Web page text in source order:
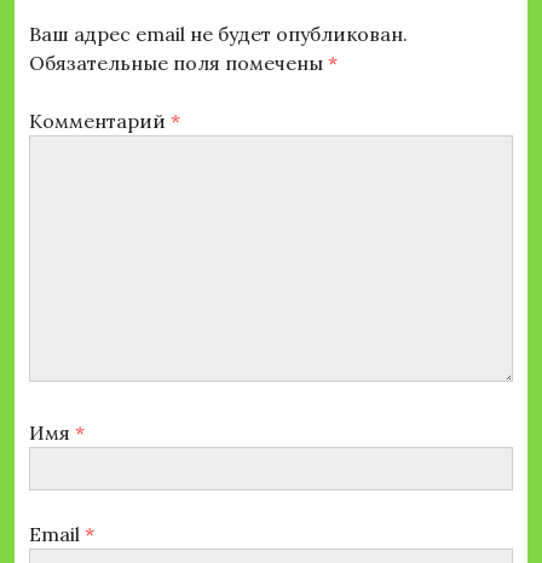
Ваш адрес email не будет опубликован.
Обязательные поля помечены *
Комментарий *
Имя *
Email *